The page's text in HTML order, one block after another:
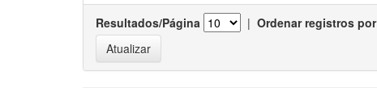
Resultados/Página | Ordenar registros por